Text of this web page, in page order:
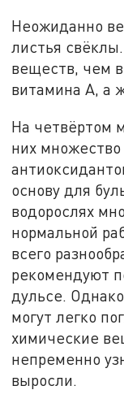
Неожиданно
листья
веществ, чем
витамина А, а
На четвёртом
них
основу для
водорослях
нормальной
всего
рекомендуют
дульсе.
могут легко
химические
непременно
выросли.